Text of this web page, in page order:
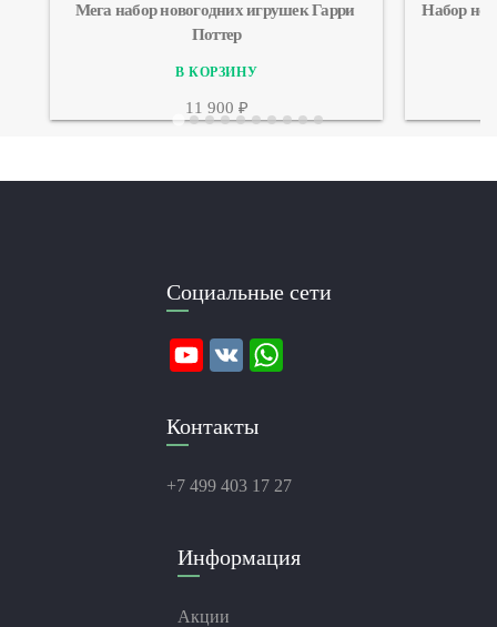
Мега набор новогодних игрушек Гарри
Поттер
11 900 ₽
Набор
Социальные сети
Контакты
+7 499 403 17 27
Информация
Акции